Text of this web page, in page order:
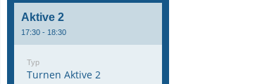
Aktive 2
17:30 - 18:30
Typ
Turnen Aktive 2